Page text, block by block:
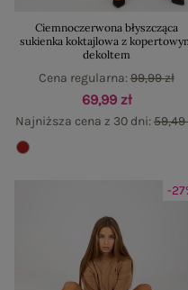
Ciemnoczerwona błyszcząca
sukienka koktajlowa z
dekoltem
69,99 zł
Najniższa cena z 30 dni:59,49
Cena regularna:99,99 zł
-